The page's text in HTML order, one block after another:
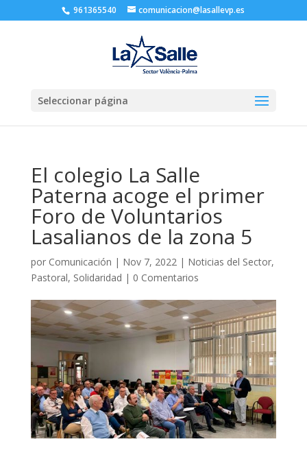
961365540 comunicacion@lasallevp.es
Seleccionar página
El colegio La Salle
Paterna acoge el primer
Foro de Voluntarios
Lasalianos de la zona 5
por Comunicación | Nov 7, 2022| Noticias del Sector,
Pastoral, Solidaridad | 0 Comentarios